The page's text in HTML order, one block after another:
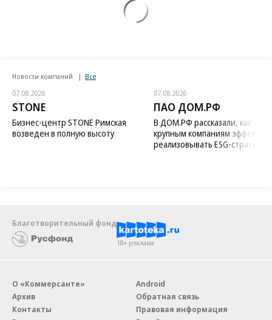
Новости компаний Все
07.08.2026
STONE
Бизнес-центр STONE Римская
возведен в полную высоту
07.08.2026
ПАО ДОМ.РФ
В ДОМ.РФ рассказали, как
крупным компаниям
реализовывать ESG-стратегию
Благотворительный фонд
18+ реклама
О «Коммерсанте»
Архив
Контакты
Android
Обратная связь
Правовая информация